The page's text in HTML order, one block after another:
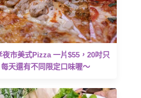
市美式Pizza 一片$55，20吋只
天還有不同限定口味喔～